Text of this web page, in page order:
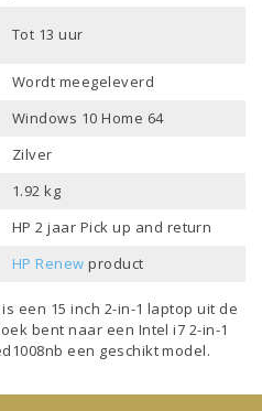
Tot 13 uur
Wordt meegeleverd
Windows 10 Home 64
Zilver
1.92 kg
HP 2 jaar Pick up and return
HP Renew product
is een 15 inch 2-in-1 laptop uit de
bent naar een Intel i7 2-in-1
een geschikt model.